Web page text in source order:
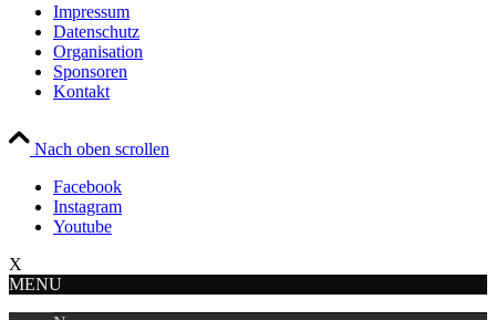
Impressum
Datenschutz
Organisation
Sponsoren
Kontakt
Nach oben scrollen
Facebook
Instagram
Youtube
X
MENU